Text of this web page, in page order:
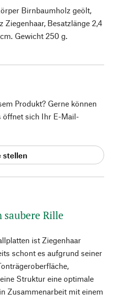
saubere Rille
ist Ziegenhaar
schont es aufgrund seiner
Struktur eine optimale
Zusammenarbeit mit einem
Birnbaumholz geölt,
Besatzlänge 2,4
Gewicht 250 g.
Produkt? Gerne können
öffnet sich Ihr E-Mail-
stellen